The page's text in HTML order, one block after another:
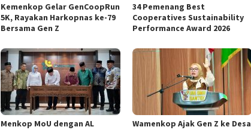
Kemenkop Gelar GenCoopRun
5K, Rayakan Harkopnas ke-79
Bersama Gen Z
34 Pemenang Best
Cooperatives Sustainability
Performance Award 2026
Menkop MoU dengan AL
Wamenkop Ajak Gen Z ke Desa